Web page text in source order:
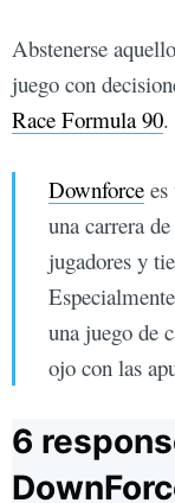
Abstenerse
juego con
Race Formula 90.
Downforce
una carrera
jugadores y
una juego de
ojo con las
6